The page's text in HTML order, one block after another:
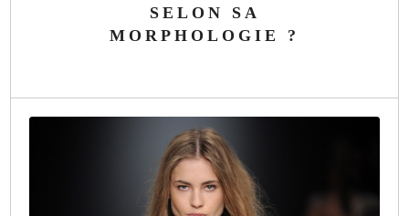
SELON SA
MORPHOLOGIE ?